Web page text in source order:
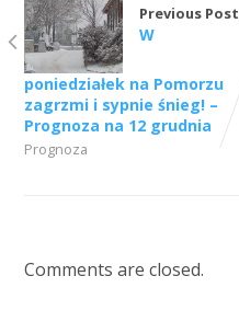
Previous Post
W
poniedziałek na Pomorzu
zagrzmi i sypnie śnieg! –
Prognoza na 12 grudnia
Prognoza
Comments are closed.